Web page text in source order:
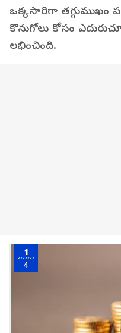
ఒక్కసారిగా తగ్గుముఖం
కొనుగోలు కోసం
లభించింది.
1
4